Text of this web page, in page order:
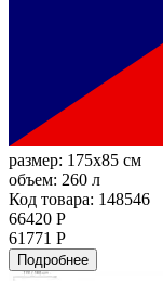
размер: 175x85 см
объем: 260 л
Код товара: 148546
66420 Р
61771 Р
Подробнее